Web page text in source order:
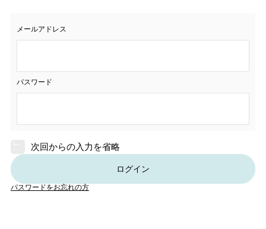
メールアドレス
パスワード
次回からの入力を省略
ログイン
パスワードをお忘れの方